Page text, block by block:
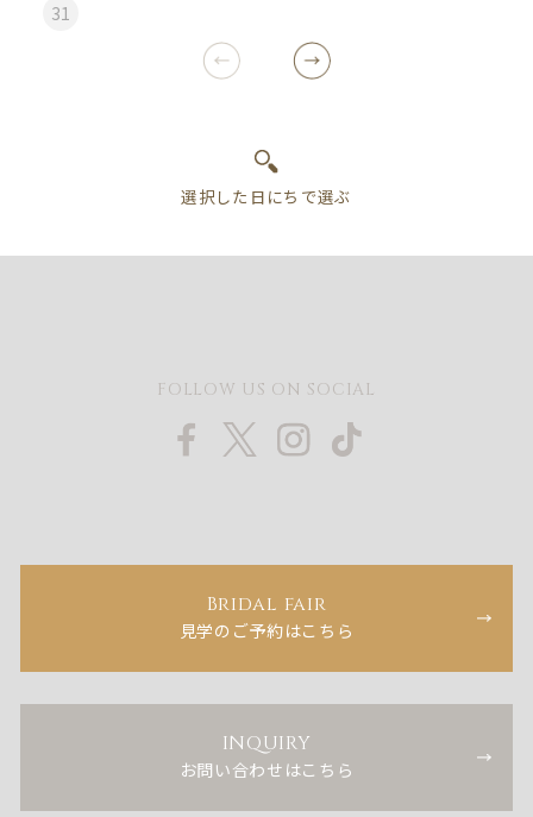
31
FOLLOW US ON SOCIAL
Bridal fair
見学のご予約はこちら
INQUIRY
お問い合わせはこちら